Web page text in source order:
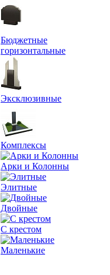
Бюджетные
горизонтальные
Эксклюзивные
Комплексы
Арки и Колонны
Элитные
Двойные
С крестом
Маленькие